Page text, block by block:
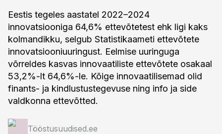
Eestis tegeles aastatel 2022–2024
innovatsiooniga 64,6% ettevõtetest ehk ligi kaks
kolmandikku, selgub Statistikaameti ettevõtete
innovatsiooniuuringust. Eelmise uuringuga
võrreldes kasvas innovaatiliste ettevõtete osakaal
53,2%-lt 64,6%-le. Kõige innovaatilisemad olid
finants- ja kindlustustegevuse ning info ja side
valdkonna ettevõtted.
Tööstusuudised.ee